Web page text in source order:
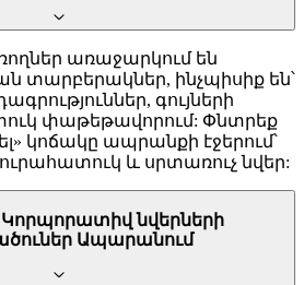
առաջարկում են
ինչպիսիք են՝
գույների
փաթեթավորում: Փնտրեք
կոճակը ապրանքի էջերում՝
և սրտառուչ նվեր:
Կորպորատիվ նվերների
Ապարանում